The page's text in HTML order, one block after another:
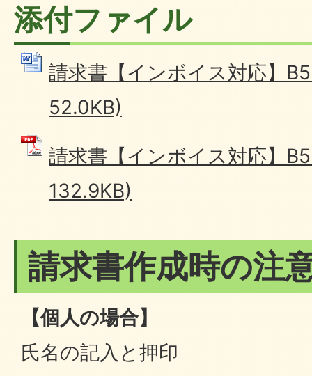
添付ファイル
請求書【インボイス対応】
52.0KB)
請求書【インボイス対応】
132.9KB)
請求書作成時の注
【個人の場合】
氏名の記入と押印